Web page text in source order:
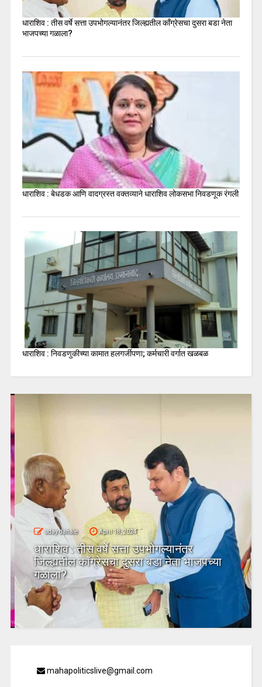
धाराशिव : तीस वर्षे सत्ता उपभोगल्यानंतर जिल्ह्यतील कॉंग्रेसचा दुसरा बडा नेता
भाजपच्या गळाला?
धाराशिव : बेधडक आणि वादग्रस्त वक्तव्याने धाराशिव लोकसभा निवडणूक रंगली
धाराशिव : निवडणुकीच्या कामात हलगर्जीपणा; कर्मचारी वर्गात खळबळ
uday dahale April 18, 2024
धाराशिव : तीस वर्षे सत्ता उपभोगल्यानंतर
जिल्ह्यतील कॉंग्रेसचा दुसरा बडा नेता भाजपच्या
गळाला?
mahapoliticslive@gmail.com